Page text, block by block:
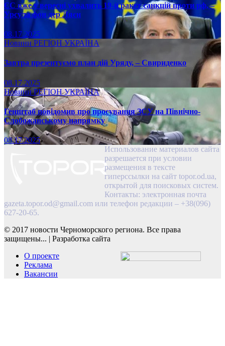
ЄС вже у вересні ухвалить 19-й ракет санкцій проти рф, –
Урсула фон дер Ляєн
08.17.2025
Новини РЕГІОН УКРАЇНА
Завтра презентуємо план дій Уряду, – Свириденко
08.17.2025
НовиниРЕГІОНУКРАЇНА
Генштаб повідомив про просування ЗСУ на Північно-
Слобожанському напрямку
08.17.2025
Использование материалов сайта
разрешается при условии
размещения в тексте
гиперссылки на сайт topor.od.ua,
открытой для поисковых систем.
Контакты: электронная почта
gazeta.topor.od@gmail.com или телефон редакции – +38(096)
627-20-65.
© 2017 новости Черноморского региона. Все права
защищены... | Разработка сайта
О проекте
Реклама
Вакансии